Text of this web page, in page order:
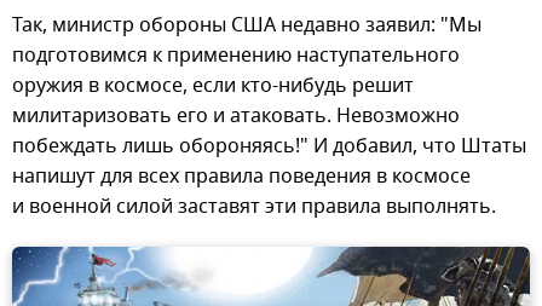
Так, министр обороны США недавно заявил: "Мы
подготовимся к применению наступательного
оружия в космосе, если кто-нибудь решит
милитаризовать его и атаковать. Невозможно
побеждать лишь обороняясь!" И добавил, что Штаты
напишут для всех правила поведения в космосе
и военной силой заставят эти правила выполнять.